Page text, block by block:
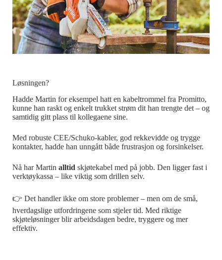
Løsningen?
Hadde Martin for eksempel hatt en kabeltrommel fra Promitto,
kunne han raskt og enkelt trukket strøm dit han trengte det – og
samtidig gitt plass til kollegaene sine.
Med robuste CEE/Schuko-kabler, god rekkevidde og trygge
kontakter, hadde han unngått både frustrasjon og forsinkelser.
Nå har Martin alltid skjøtekabel med på jobb. Den ligger fast i
verktøykassa – like viktig som drillen selv.
👉 Det handler ikke om store problemer – men om de små,
hverdagslige utfordringene som stjeler tid. Med riktige
skjøteløsninger blir arbeidsdagen bedre, tryggere og mer
effektiv.